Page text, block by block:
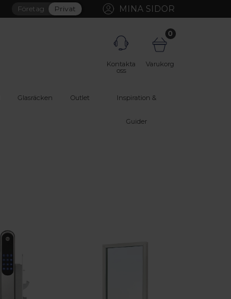
Företag Privat MINA SIDOR
Kontakta
oss
0
Varukorg
Glasräcken Outlet Inspiration &
Guider